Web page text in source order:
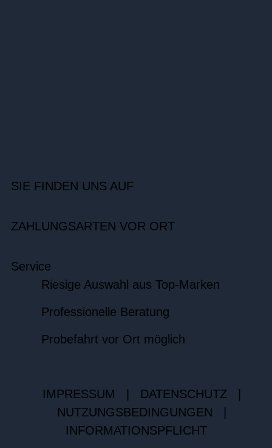
SIE FINDEN UNS AUF
ZAHLUNGSARTEN VOR ORT
Service
Riesige Auswahl aus Top-Marken
Professionelle Beratung
Probefahrt vor Ort möglich
IMPRESSUM DATENSCHUTZ
NUTZUNGSBEDINGUNGEN
INFORMATIONSPFLICHT